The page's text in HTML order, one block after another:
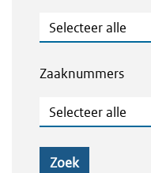
Ministeries
Zaaknummers
Zaaknummers
Zoek